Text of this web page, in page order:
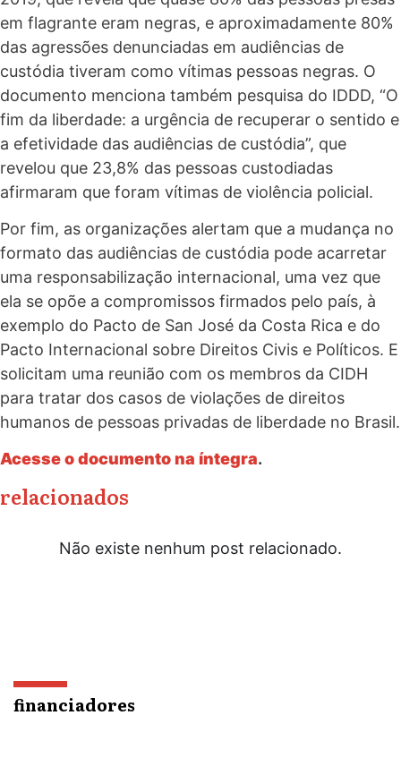
em flagrante eram negras, e aproximadamente 80%
das agressões denunciadas em audiências de
custódia tiveram como vítimas pessoas negras. O
documento menciona também pesquisa do IDDD, “O
fim da liberdade: a urgência de recuperar o sentido e
a efetividade das audiências de custódia”, que
revelou que 23,8% das pessoas custodiadas
afirmaram que foram vítimas de violência policial.
Por fim, as organizações alertam que a mudança no
formato das audiências de custódia pode acarretar
uma responsabilização internacional, uma vez que
ela se opõe a compromissos firmados pelo país, à
exemplo do Pacto de San José da Costa Rica e do
Pacto Internacional sobre Direitos Civis e Políticos. E
solicitam uma reunião com os membros da CIDH
para tratar dos casos de violações de direitos
humanos de pessoas privadas de liberdade no Brasil.
Acesse o documento na íntegra.
relacionados
Não existe nenhum post relacionado.
financiadores